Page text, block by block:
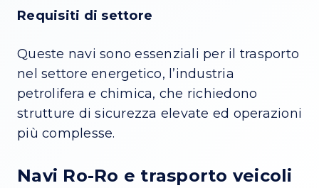
Requisiti di settore
Queste navi sono essenziali per il trasporto
nel settore energetico, l’industria
petrolifera e chimica, che richiedono
strutture di sicurezza elevate ed operazioni
più complesse.
Navi Ro-Ro e trasporto veicoli